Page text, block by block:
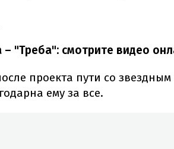
– "Треба": смотрите видео
проекта пути со
ему за все.